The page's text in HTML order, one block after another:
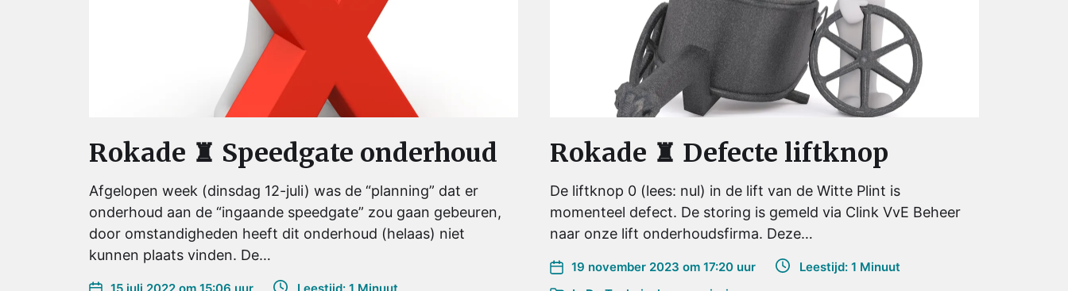
Rokade ♜ Speedgate onderhoud
Afgelopen week (dinsdag 12-juli) was de “planning” dat er
onderhoud aan de “ingaande speedgate” zou gaan gebeuren,
door omstandigheden heeft dit onderhoud (helaas) niet
kunnen plaats vinden. De…
Rokade ♜ Defecte liftknop
De liftknop 0 (lees: nul) in de lift van de Witte Plint is
momenteel defect. De storing is gemeld via Clink VvE Beheer
naar onze lift onderhoudsfirma. Deze…
19 november 2023 om 17:20 uur
Leestijd: 1 Minuut